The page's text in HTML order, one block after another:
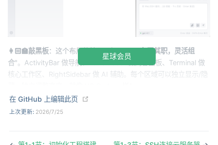
👩🏻‍🏫敲黑板：这个布局的核心思想是——
"各司其职，灵活组
合"。ActivityBar 做导航、LeftSidebar 做内容面板、Terminal 做
核心工作区、RightSidebar 做 AI 辅助。每个区域可以独立显示/隐
如果你最开始不会设计UI，不知道怎么提问，那么就去找
星球会员
在 GitHub 上编辑此页
上次更新: 2026/7/25